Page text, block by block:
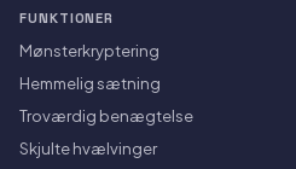
FUNKTIONER
Mønsterkryptering
Hemmelig sætning
Troværdig benægtelse
Skjulte hvælvinger